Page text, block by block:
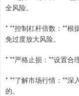
全风险。
* **控制杠杆倍数：**根
免过度放大风险。
* **严格止损：**设置合
* **了解市场行情：**深
的。